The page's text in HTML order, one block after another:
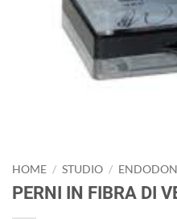
HOME / STUDIO /
PERNI IN FIBRA DI